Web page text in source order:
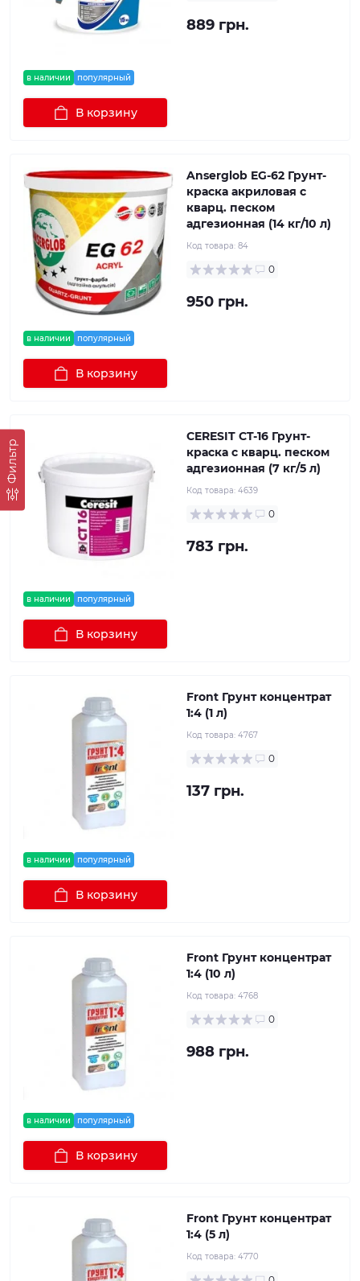
Фильтр
в наличии популярный
889 грн.
В корзину
в наличии популярный
Anserglob EG-62 Грунт-
краска акриловая с
кварц. песком
адгезионная (14 кг/10 л)
Код товара: 84
0
950 грн.
В корзину
в наличии популярный
CERESIT CT-16 Грунт-
краска с кварц. песком
адгезионная (7 кг/5 л)
Код товара: 4639
0
783 грн.
В корзину
в наличии популярный
Front Грунт концентрат
1:4 (1 л)
Код товара: 4767
0
137 грн.
В корзину
в наличии популярный
Front Грунт концентрат
1:4 (10 л)
Код товара: 4768
0
988 грн.
В корзину
Front Грунт концентрат
1:4 (5 л)
Код товара: 4770